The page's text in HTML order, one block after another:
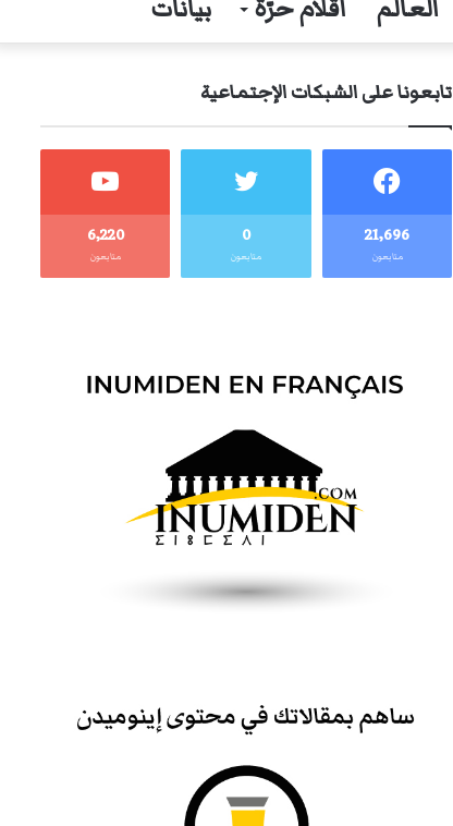
العالم أقلام حرّة بيانات
تابعونا على الشبكات الإجتماعية
21٬696
متابعون
0
متابعون
6٬220
متابعون